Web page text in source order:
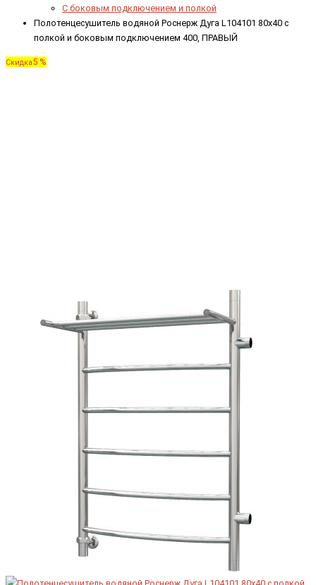
C боковым подключением и полкой
Полотенцесушитель водяной Роснерж Дуга L104101 80x40 с
полкой и боковым подключением 400, ПРАВЫЙ
Скидка5 %